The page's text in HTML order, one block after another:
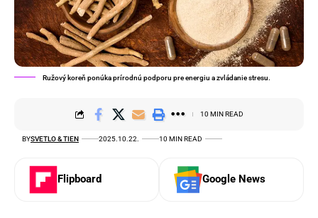
Ružový koreň ponúka prírodnú podporu pre energiu a zvládanie stresu.
BYSVETLO & TIEN 2025.10.22. 10 MIN READ
10 MIN READ
Flipboard Google News